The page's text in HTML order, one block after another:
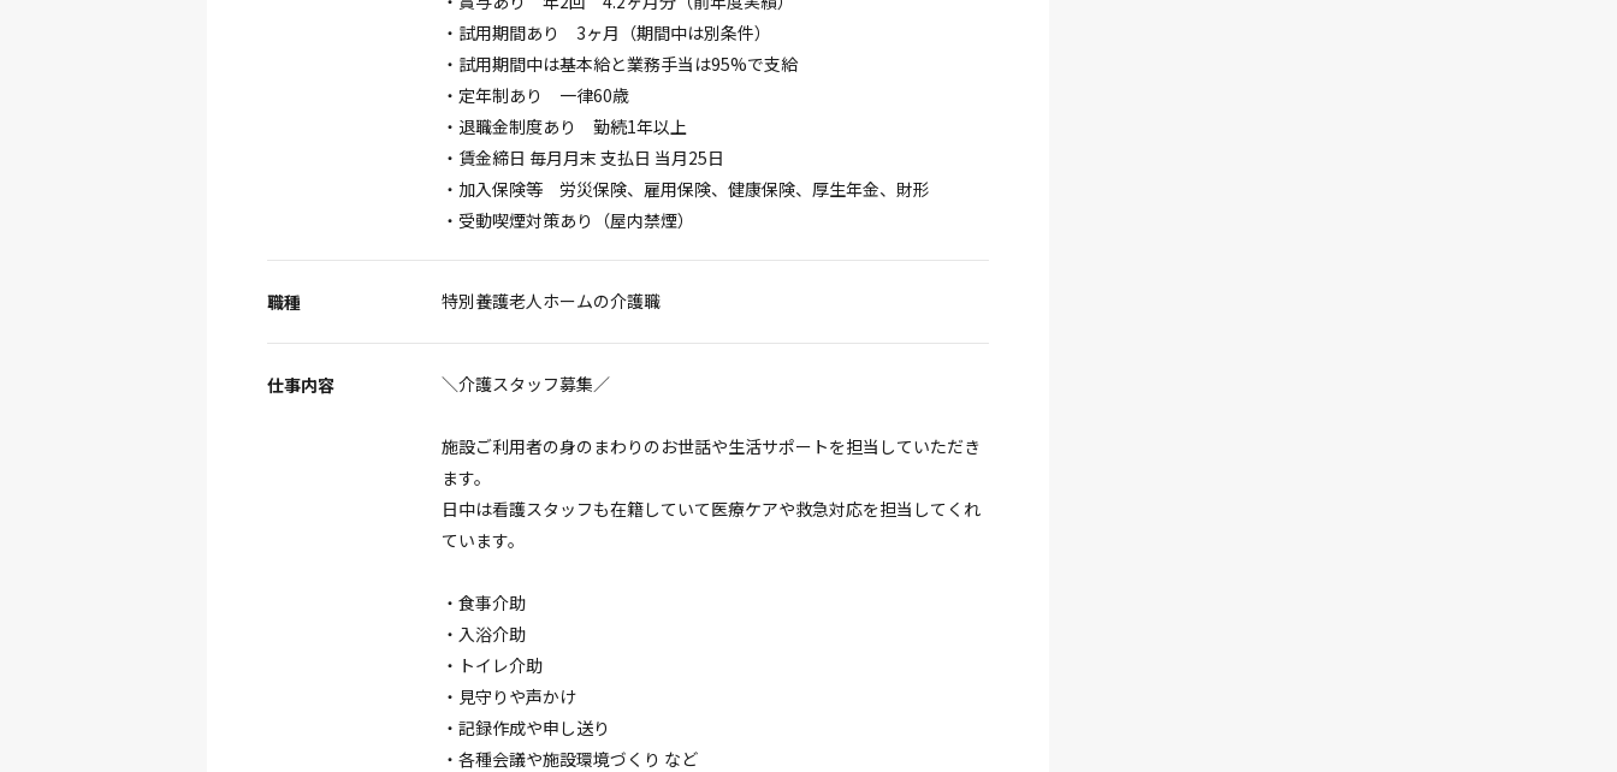
・試用期間あり 3ヶ月（期間中は別条件）
・試用期間中は基本給と業務手当は95%で支給
・定年制あり 一律60歳
・退職金制度あり 勤続1年以上
・賃金締日 毎月月末 支払日 当月25日
・加入保険等 労災保険、雇用保険、健康保険、厚生年金、財形
・受動喫煙対策あり（屋内禁煙）
職種 特別養護老人ホームの介護職
仕事内容 ＼介護スタッフ募集／
施設ご利用者の身のまわりのお世話や生活サポートを担当していただき
ます。
日中は看護スタッフも在籍していて医療ケアや救急対応を担当してくれ
ています。
・食事介助
・入浴介助
・トイレ介助
・見守りや声かけ
・記録作成や申し送り
・各種会議や施設環境づくり など